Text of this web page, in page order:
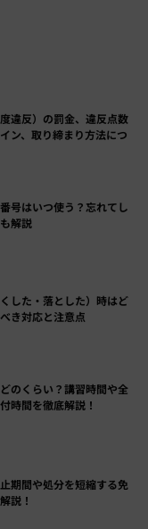
違反）の罰金、違反点数
ン、取り締まり方法につ
号はいつ使う？忘れてし
解説
した・落とした）時はど
き対応と注意点
のくらい？講習時間や全
時間を徹底解説！
期間や処分を短縮する免
説！